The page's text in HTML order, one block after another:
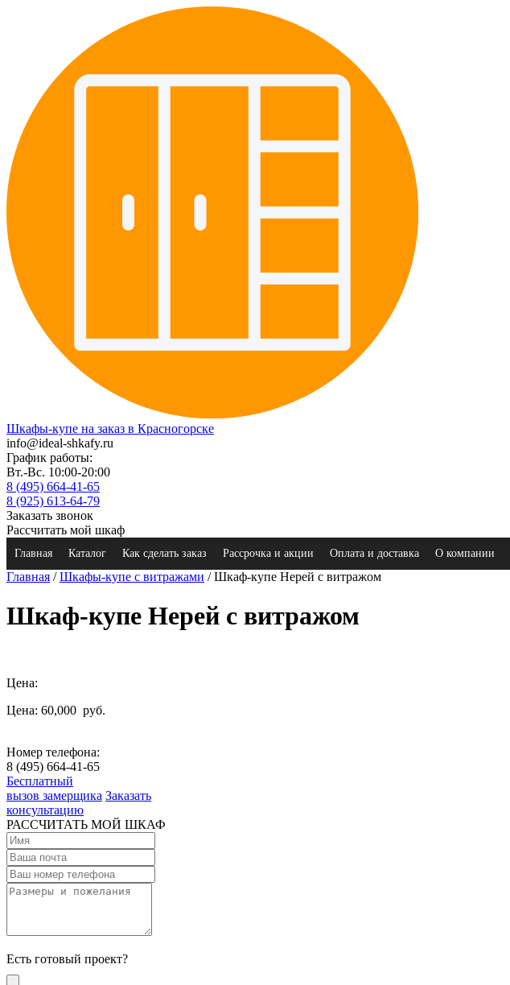
Шкафы-купе на заказ в Красногорске
info@ideal-shkafy.ru
График работы:
Вт.-Вс. 10:00-20:00
8 (495) 664-41-65
8 (925) 613-64-79
Заказать звонок
Рассчитать мой шкаф
Главная Каталог Как сделать заказ Рассрочка и акции Оплата и доставка О компании
Главная /Шкафы-купе с витражами / Шкаф-купе Нерей с витражом
Шкаф-купе Нерей с витражом
Цена:
Цена: 60,000 руб.
Номер телефона:
8 (495) 664-41-65
Бесплатный
вызов замерщика Заказать
консультацию
РАССЧИТАТЬ МОЙ ШКАФ
Есть готовый проект?